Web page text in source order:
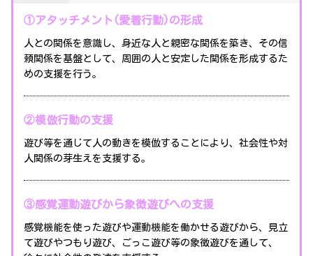
①アタッチメント(愛着行動)の形成
人との関係を意識し、身近な人と親密な関係を築き、その信
頼関係を基盤として、周囲の人と安定した関係を形成するた
めの支援を行う。
②模倣行動の支援
遊び等を通じて人の動きを模倣することにより、社会性や対
人関係の芽生えを支援する。
③感覚運動遊びから象徴遊びへの支援
感覚機能を使った遊びや運動機能を働かせる遊びから、見立
て遊びやつもり遊び、ごっこ遊び等の象徴遊びを通して、